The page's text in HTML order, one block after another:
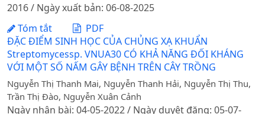
2016 / Ngày xuất bản: 06-08-2025
Tóm tắt
PDF
ĐẶC ĐIỂM SINH HỌC CỦA CHỦNG XẠ KHUẨN
Streptomycessp. VNUA30 CÓ KHẢ NĂNG ĐỐI KHÁNG
VỚI MỘT SỐ NẤM GÂY BỆNH TRÊN CÂY TRỒNG
Nguyễn Thị Thanh Mai, Nguyễn Thanh Hải, Nguyễn Thị Thu,
Trần Thị Đào, Nguyễn Xuân Cảnh
Ngày nhận bài: 04-05-2022 / Ngày duyệt đăng: 05-07-